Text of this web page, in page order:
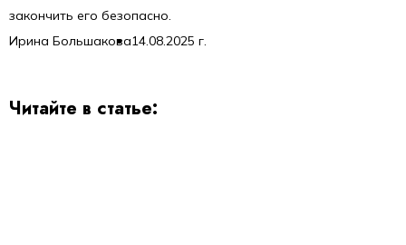
закончить его безопасно.
Ирина Большакова14.08.2025 г.
Читайте в статье: